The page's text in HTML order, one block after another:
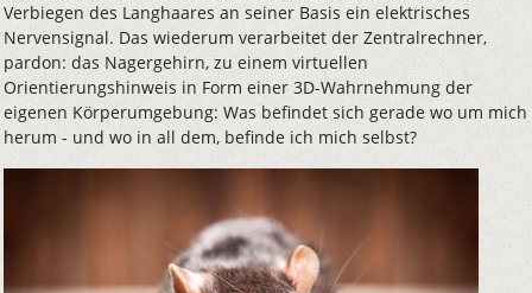
Verbiegen des Langhaares an seiner Basis ein elektrisches
Nervensignal. Das wiederum verarbeitet der Zentralrechner,
pardon: das Nagergehirn, zu einem virtuellen
Orientierungshinweis in Form einer 3D-Wahrnehmung der
eigenen Körperumgebung: Was befindet sich gerade wo um mich
herum - und wo in all dem, befinde ich mich selbst?